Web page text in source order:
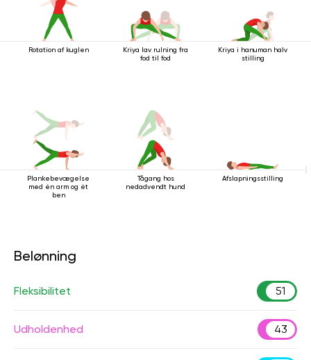
Rotation af kuglen
Kriya lav rulning fra
fod til fod
Kriya i hanuman halv
stilling
Plankebevægelse
med én arm og ét
ben
Tågang hos
nedadvendt hund
Afslapningsstilling
Belønning
Fleksibilitet 51
Udholdenhed 43